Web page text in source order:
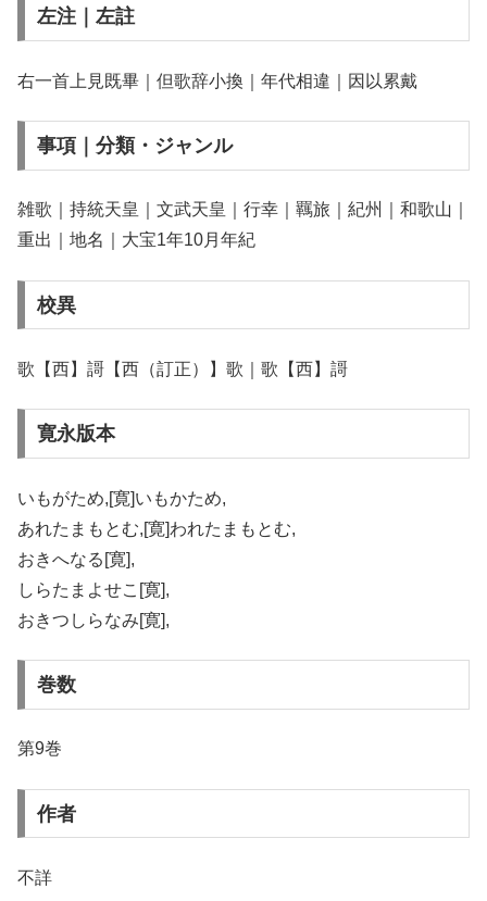
左注｜左註
右一首上見既畢｜但歌辞小換｜年代相違｜因以累戴
事項｜分類・ジャンル
雑歌｜持統天皇｜文武天皇｜行幸｜羈旅｜紀州｜和歌山｜
重出｜地名｜大宝1年10月年紀
校異
歌【西】謌【西（訂正）】歌｜歌【西】謌
寛永版本
いもがため,[寛]いもかため,
あれたまもとむ,[寛]われたまもとむ,
おきへなる[寛],
しらたまよせこ[寛],
おきつしらなみ[寛],
巻数
第9巻
作者
不詳